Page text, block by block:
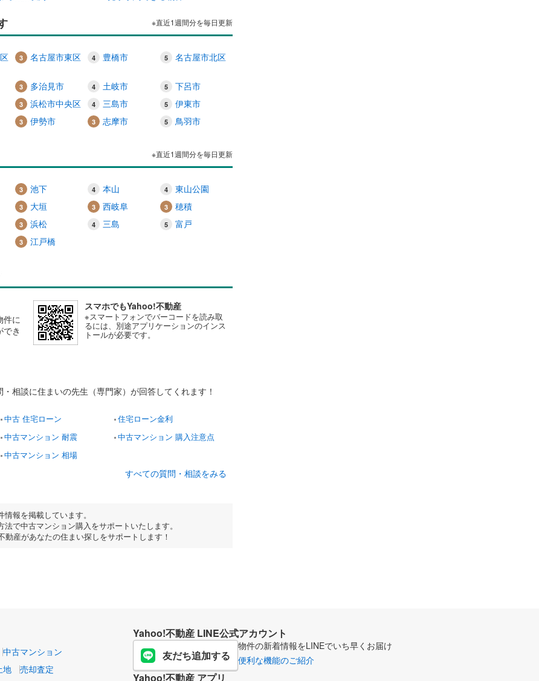
※直近1週間分を毎日更新
名古屋市東区 豊橋市 名古屋市北区
多治見市 土岐市
下呂市
浜松市中央区 三島市
伊東市
伊勢市 志摩市 鳥羽市
※直近1週間分を毎日更新
池下 本山
東山公園
大垣 西岐阜
穂積
浜松 三島
富戸
江戸橋
件に
き
スマホでもYahoo!不動産
※スマートフォンでバーコードを読み取
るには、別途アプリケーションのインス
トールが必要です。
相談に住まいの先生（専門家）が回答してくれます！
中古 住宅ローン
住宅ローン金利
中古マンション 耐震
中古マンション 購入注意点
中古マンション 相場
すべての質問・相談をみる
報を掲載しています。
で中古マンション購入をサポートいたします。
産があなたの住まい探しをサポートします！
中古マンション
地 売却査定
Yahoo!不動産 LINE公式アカウント
友だち追加する
物件の新着情報をLINEでいち早くお届け
便利な機能のご紹介
Yahoo!不動産 アプリ